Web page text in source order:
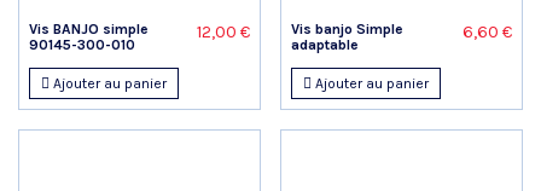
Vis BANJO simple
90145-300-010
12,00 €
Ajouter au panier
Vis banjo Simple
adaptable
6,60 €
Ajouter au panier